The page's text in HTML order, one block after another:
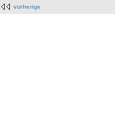
vorherige